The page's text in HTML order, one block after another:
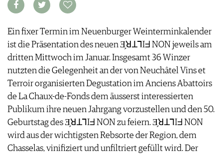
VORTEILSWELT
ARCHIV
ANMELDEN
VORTEILSWELT
WEINSUCHE
Ein fixer Termin im Neuenburger Weinterminkalender
ist die Präsentation des neuen Ǝ̗ꓤꓕꓶIᖵ NON jeweils am
dritten Mittwoch im Januar. Insgesamt 36 Winzer
nutzten die Gelegenheit an der von Neuchâtel Vins et
Terroir organisierten Degustation im Anciens Abattoirs
de La Chaux-de-Fonds dem äusserst interessierten
Publikum ihre neuen Jahrgang vorzustellen und den 50.
Geburtstag des Ǝ̗ꓤꓕꓶIᖵ NON zu feiern. Ǝ̗ꓤꓕꓶIᖵ NON
wird aus der wichtigsten Rebsorte der Region, dem
Chasselas, vinifiziert und unfiltriert gefüllt wird. Der